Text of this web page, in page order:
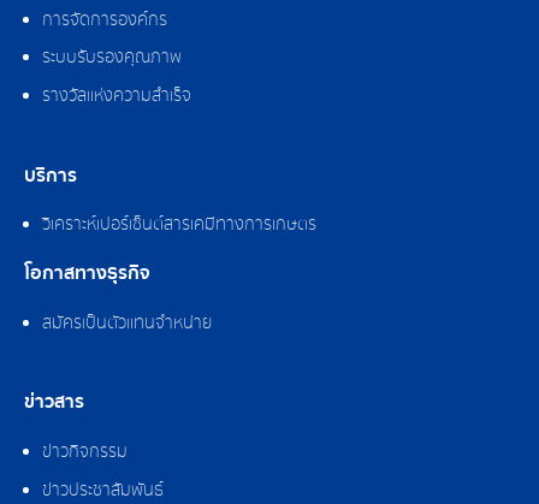
การจัดการองค์กร
ระบบรับรองคุณภาพ
รางวัลแห่งความสำเร็จ
บริการ
วิเคราะห์เปอร์เซ็นต์สารเคมีทางการเกษตร
โอกาสทางธุรกิจ
สมัครเป็นตัวแทนจำหน่าย
ข่าวสาร
ข่าวกิจกรรม
ข่าวประชาสัมพันธ์